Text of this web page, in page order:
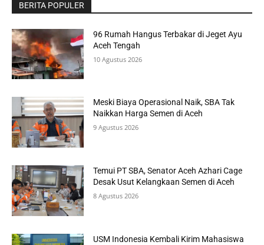
BERITA POPULER
96 Rumah Hangus Terbakar di Jeget Ayu
Aceh Tengah
10 Agustus 2026
Meski Biaya Operasional Naik, SBA Tak
Naikkan Harga Semen di Aceh
9 Agustus 2026
Temui PT SBA, Senator Aceh Azhari Cage
Desak Usut Kelangkaan Semen di Aceh
8 Agustus 2026
USM Indonesia Kembali Kirim Mahasiswa